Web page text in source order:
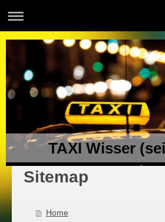
TAXI Wisser
Sitemap
Home